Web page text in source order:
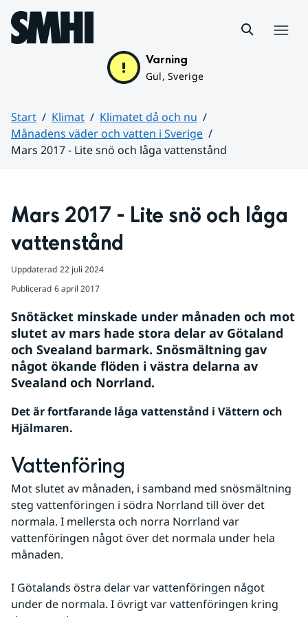
Hoppa till sidans innehåll
Varning
Gul, Sverige
Start Klimat
Klimatet då och nu
Månadens väder och vatten i Sverige
Mars 2017 - Lite snö och låga vattenstånd
Mars 2017 - Lite snö och låga
vattenstånd
Uppdaterad 22 juli 2024
Publicerad 6 april 2017
Snötäcket minskade under månaden och mot
slutet av mars hade stora delar av Götaland
och Svealand barmark. Snösmältning gav
något ökande flöden i västra delarna av
Svealand och Norrland.
Det är fortfarande låga vattenstånd i Vättern och
Hjälmaren.
Vattenföring
Mot slutet av månaden, i samband med snösmältning
steg vattenföringen i södra Norrland till över det
normala. I mellersta och norra Norrland var
vattenföringen något över det normala under hela
månaden.
I Götalands östra delar var vattenföringen något
under de normala. I övrigt var vattenföringen kring